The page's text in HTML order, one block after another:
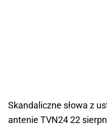
Skandaliczne słowa z
antenie TVN24 22